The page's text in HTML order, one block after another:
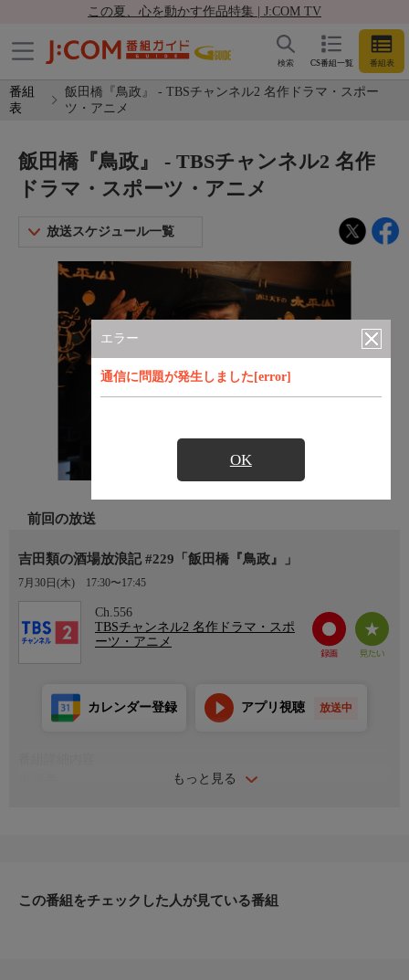
この夏、心を動かす作品特集 | J:COM TV
CS番組一覧 番組表
検索
番組
表
飯田橋『鳥政』 - TBSチャンネル2 名作ドラマ・スポー
ツ・アニメ
エラー
通信に問題が発生しました[error]
OK
飯田橋『鳥政』 - TBSチャンネル2 名作
ドラマ・スポーツ・アニメ
放送スケジュール一覧
前回の放送
吉田類の酒場放浪記 #229「飯田橋『鳥政』」
7月30日(木) 17:30〜17:45
Ch.556
TBSチャンネル2 名作ドラマ・スポ
ーツ・アニメ
もっと見る
カレンダー登録 アプリ視聴 放送中
下町ならではの心温まる風景をイラストレーター吉田類の飲みっ
この番組をチェックした人が見ている番組